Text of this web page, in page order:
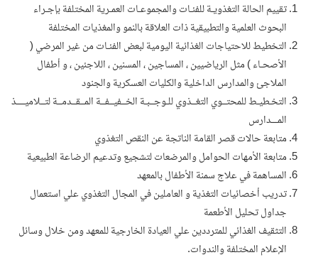
تقنية
التعليم
تقييم الحالة التغذويـة للفئـات والمجموعـات العمـرية المختلفة بإجـراء
البحوث العلمية والتطبيقية ذات العلاقة بالنمو والمغذيات المختلفة
التخطيط للاحتياجات الغذائية اليومية لبعض الفئـات من غير المرضي (
الأصحـاء ) مثل الرياضيين ، المساجين ، المسنين ، اللاجئين ، و أطفال
الملاجئ والمدارس الداخلية والكليات العسكرية والجنود
التخـطيـط للمحتــوي التغــذوي للـوجــبـة الخــفيــفــة المــقــدمــة لتــلاميــــذ
المـــدارس
متابعة حالات قصر القامة الناتجة عن النقص التغذوي
متابعة الأمهات الحوامل والمرضعات لتشجيع وتدعيم الرضاعة الطبيعية
المساهمة في علاج سمنة الأطفال بالمعهد
تدريب أخصائيات التغذية و العاملين في المجال التغذوي علي استعمال
جداول تحليل الأطعمة
التثقيف الغذائي للمترددين علي العيادة الخارجية للمعهد ومن خلال وسائل
الإعلام المختلفة والندوات.